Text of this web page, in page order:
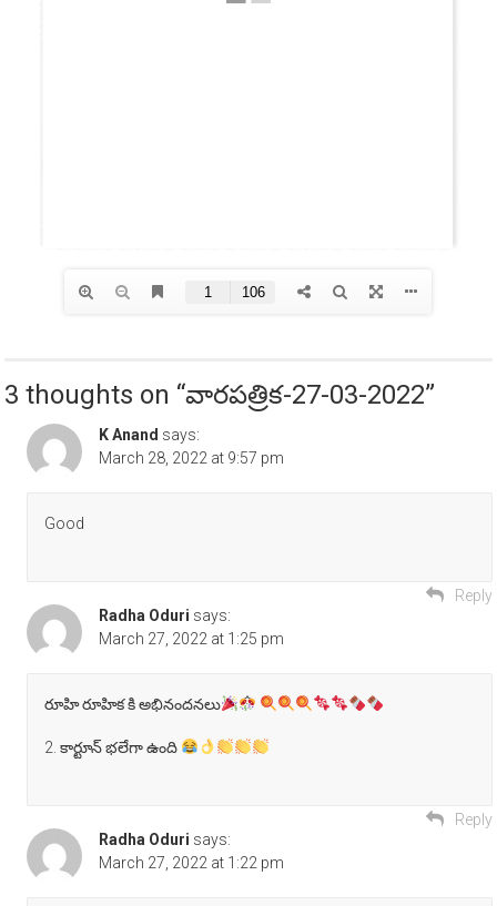
3 thoughts on “వారపత్రిక-27-03-2022”
K Anand says:
March 28, 2022 at 9:57 pm
Good
Reply
Radha Oduri says:
March 27, 2022 at 1:25 pm
రూహి రూహిక కి అభినందనలు
2. కార్టూన్ భలేగా ఉంది
Reply
Radha Oduri says:
March 27, 2022 at 1:22 pm